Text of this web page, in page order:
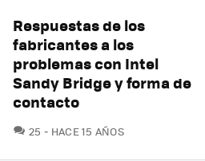
Respuestas de los
fabricantes a los
problemas con Intel
Sandy Bridge y forma de
contacto
25 COMENTARIOS
HACE 15 AÑOS